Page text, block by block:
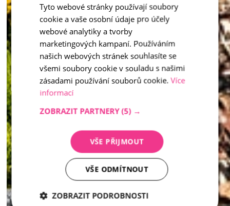
prostoru.
inspirace - Vymývaný kámen
CZECH
Tyto webové stránky používají soubory
cookie a vaše osobní údaje pro účely
webové analytiky a tvorby
marketingových kampaní. Používáním
našich webových stránek souhlasíte se
všemi soubory cookie v souladu s našimi
zásadami používání souborů cookie. Více
informací
ZOBRAZIT PARTNERY (5) →
VŠE PŘIJMOUT
VŠE ODMÍTNOUT
ZOBRAZIT PODROBNOSTI